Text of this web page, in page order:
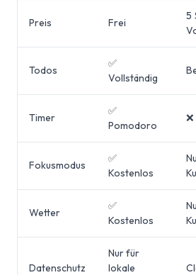
Preis Frei
5
Todos
✅
Vollständig
Timer
✅
Pomodoro
Fokusmodus
✅
Kostenlos
Wetter
✅
Kostenlos
Datenschutz
Nur für
lokale